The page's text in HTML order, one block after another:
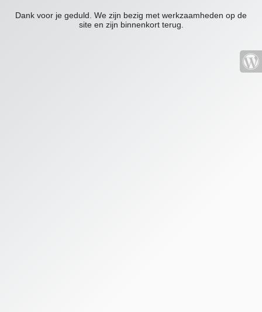
Dank voor je geduld. We zijn bezig met werkzaamheden op de
site en zijn binnenkort terug.